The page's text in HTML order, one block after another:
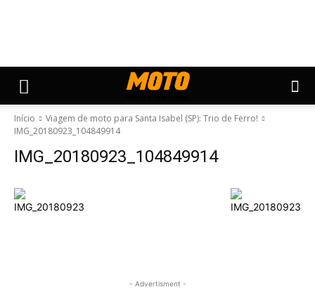
Início
Viagem de moto para Santa Isabel (SP): Trio de Ferro!
IMG_20180923_104849914
IMG_20180923_104849914
- Advertisment -